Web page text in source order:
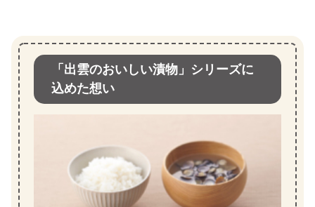
「出雲のおいしい漬物」シリーズに
込めた想い